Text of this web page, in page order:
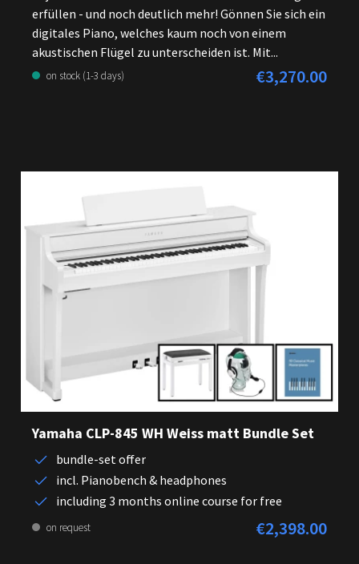
erfüllen - und noch deutlich mehr! Gönnen Sie sich ein
digitales Piano, welches kaum noch von einem
akustischen Flügel zu unterscheiden ist. Mit...
on stock (1-3 days) Regular price:
€3,270.00
Yamaha CLP-845 WH Weiss matt Bundle Set
bundle-set offer
incl. Pianobench & headphones
including 3 months online course for free
on request Regular price:
€2,398.00